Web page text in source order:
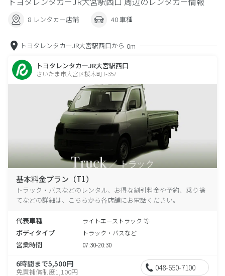
8 レンタカー店舗 40 車種
トヨタレンタカーJR大宮駅西口から 0m
トヨタレンタカーJR大宮駅西口
さいたま市大宮区桜木町1-357
基本料金プラン（T1）
トラック・バスなどのレンタル、お得な割引料金や予約、乗り捨
てなどの詳細は、こちらから各店舗にお電話ください。
代表車種 ライトエーストラック 等
ボディタイプ トラック・バスなど
営業時間 07:30-20:30
6時間まで5,500円
免責補償制度1,100円 048-650-7100